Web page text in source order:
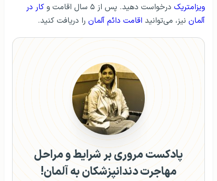
ویزامتریک درخواست دهید. پس از ۵ سال اقامت و
کار در
آلمان نیز، می‌توانید اقامت دائم آلمان را دریافت کنید.
پادکست مروری بر شرایط و مراحل
مهاجرت دندانپزشکان به آلمان!